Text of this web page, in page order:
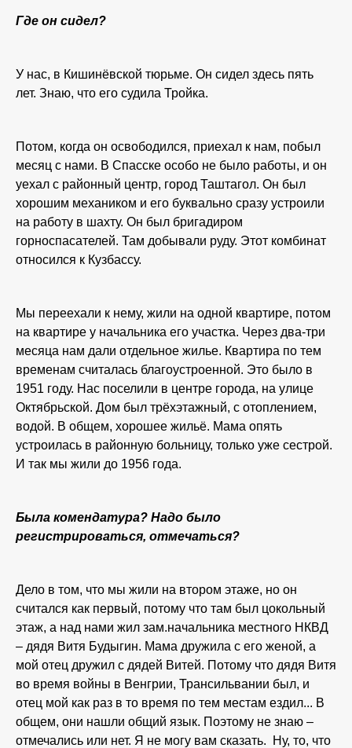
Где он сидел?
У нас, в Кишинёвской тюрьме. Он сидел здесь пять
лет. Знаю, что его судила Тройка.
Потом, когда он освободился, приехал к нам, побыл
месяц с нами. В Спасске особо не было работы, и он
уехал с районный центр, город Таштагол. Он был
хорошим механиком и его буквально сразу устроили
на работу в шахту. Он был бригадиром
горноспасателей. Там добывали руду. Этот комбинат
относился к Кузбассу.
Мы переехали к нему, жили на одной квартире, потом
на квартире у начальника его участка. Через два-три
месяца нам дали отдельное жилье. Квартира по тем
временам считалась благоустроенной. Это было в
1951 году. Нас поселили в центре города, на улице
Октябрьской. Дом был трёхэтажный, с отоплением,
водой. В общем, хорошее жильё. Мама опять
устроилась в районную больницу, только уже сестрой.
И так мы жили до 1956 года.
Была комендатура? Надо было
регистрироваться, отмечаться?
Дело в том, что мы жили на втором этаже, но он
считался как первый, потому что там был цокольный
этаж, а над нами жил зам.начальника местного НКВД
– дядя Витя Будыгин. Мама дружила с его женой, а
мой отец дружил с дядей Витей. Потому что дядя Витя
во время войны в Венгрии, Трансильвании был, и
отец мой как раз в то время по тем местам ездил... В
общем, они нашли общий язык. Поэтому не знаю –
отмечались или нет. Я не могу вам сказать. Ну, то, что